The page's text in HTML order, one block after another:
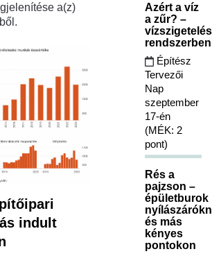
a(z)
indult
Azért a víz
a zűr? –
Építész
Tervezői
Nap
szeptember
17-én
(MÉK: 2
pont)
Rés a
pajzson –
épületburok
és más
kényes
pontokon